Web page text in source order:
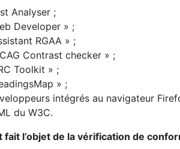
Analyser ;
Developer » ;
RGAA » ;
Contrast checker » ;
Toolkit » ;
» ;
intégrés au navigateur
du W3C.
fait l’objet de la vérification de